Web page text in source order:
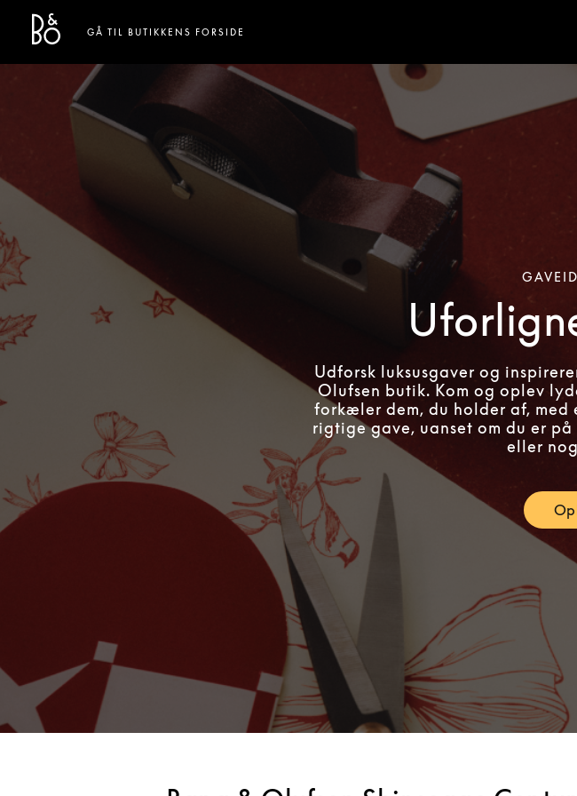
Bang & Olufsen - Exist to Create
Link Opens in New Tab
GÅ TIL BUTIKKENS FORSIDE
Udforsk luksusgaver og
Olufsen butik. Kom og oplev
forkæler dem, du holder af,
rigtige gave, uanset om du er
eller